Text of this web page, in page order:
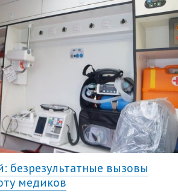
безрезультатные вызовы
медиков